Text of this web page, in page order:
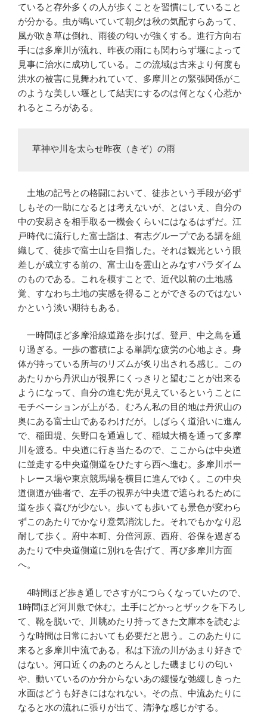
ていると存外多くの人が歩くことを習慣にしていること
が分かる。虫が鳴いていて朝夕は秋の気配すらあって、
風が吹き草は倒れ、雨後の匂いが強くする。進行方向右
手には多摩川が流れ、昨夜の雨にも関わらず堰によって
見事に治水に成功している。この流域は古来より何度も
洪水の被害に見舞われていて、多摩川との緊張関係がこ
のような美しい堰として結実にするのは何となく心惹か
れるところがある。
草神や川を太らせ昨夜（きぞ）の雨
土地の記号との格闘において、徒歩という手段が必ず
しもその一助になるとは考えないが、とはいえ、自分の
中の安易さを相手取る一機会くらいにはなるはずだ。江
戸時代に流行した富士詣は、有志グループである講を組
織して、徒歩で富士山を目指した。それは観光という眼
差しが成立する前の、富士山を霊山とみなすパラダイム
のものである。これを模すことで、近代以前の土地感
覚、すなわち土地の実感を得ることができるのではない
かという淡い期待もある。
一時間ほど多摩沿線道路を歩けば、登戸、中之島を通
り過ぎる。一歩の蓄積による単調な疲労の心地よさ。身
体が持っている所与のリズムが炙り出される感じ。この
あたりから丹沢山が視界にくっきりと望むことが出来る
ようになって、自分の進む先が見えているということに
モチベーションが上がる。むろん私の目的地は丹沢山の
奥にある富士山であるわけだが。しばらく道沿いに進ん
で、稲田堤、矢野口を通過して、稲城大橋を通って多摩
川を渡る。中央道に行き当たるので、ここからは中央道
に並走する中央道側道をひたすら西へ進む。多摩川ボー
トレース場や東京競馬場を横目に進んでゆく。この中央
道側道が曲者で、左手の視界が中央道で遮られるために
道を歩く喜びが少ない。歩いても歩いても景色が変わら
ずこのあたりでかなり意気消沈した。それでもかなり忍
耐して歩く。府中本町、分倍河原、西府、谷保を過ぎる
あたりで中央道側道に別れを告げて、再び多摩川方面
へ。
4時間ほど歩き通しでさすがにつらくなっていたので、
1時間ほど河川敷で休む。土手にどかっとザックを下ろし
て、靴を脱いで、川眺めたり持ってきた文庫本を読むよ
うな時間は日常においても必要だと思う。このあたりに
来ると多摩川中流である。私は下流の川があまり好きで
はない。河口近くのあのとろんとした磯まじりの匂い
や、動いているのか分からないあの緩慢な弛緩しきった
水面はどうも好きにはなれない。その点、中流あたりに
なると水の流れに張りが出て、清浄な感じがする。